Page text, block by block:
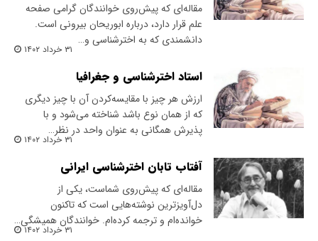
مقاله‌ای که پیش‌روی خوانندگان گرامی صفحه
علم قرار دارد، درباره ابوریحان بیرونی است.
دانشمندی که به اخترشناسی و…
۳۱ خرداد ۱۴۰۲
استاد اخترشناسی و جغرافیا
ارزش هر چیز با مقایسه‌کردن آن با چیز دیگری
که از همان نوع باشد شناخته می‌شود و با
پذیرش همگانی به عنوان واحد در نظر…
۳۱ خرداد ۱۴۰۲
آفتاب تابان اخترشناسی ایرانی
مقاله‌ای که پیش‌روی شماست، یکی از
دل‌آویزترین نوشته‌هایی است که تاکنون
خوانده‌ام و ترجمه کرده‌ام. خوانندگان همیشگی…
۳۱ خرداد ۱۴۰۲